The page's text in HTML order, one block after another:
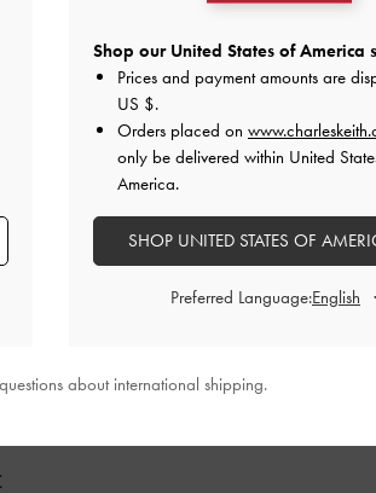
とても良かった
快適さ
とても良かった
Shop our United States of America
Prices and payment amounts are
US $.
Orders placed on
only be delivered within United
America.
SHOP UNITED STATES OF
Preferred Language:
about international shipping.